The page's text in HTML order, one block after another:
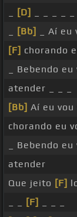
[D]
[Bb]
_ Aí
[F] chorando
_ Bebendo
atender _ _ _
[Bb] Aí eu
chorando eu
_ Bebendo eu
atender
Que jeito [F]
[F]